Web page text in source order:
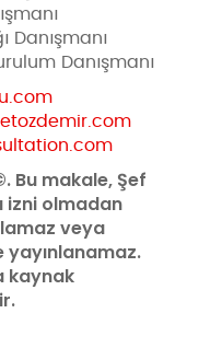
Danışmanı
Danışmanı
Bu makale, Şef
izni olmadan
veya
kaynak